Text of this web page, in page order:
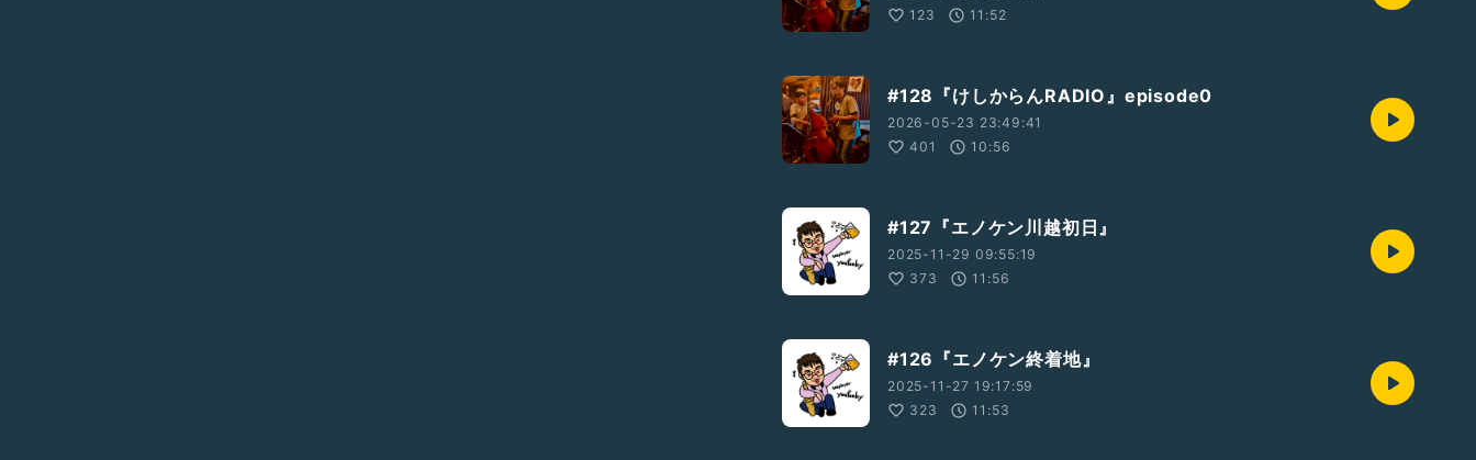
123
11:52
#128『けしからんRADIO』episode0
2026-05-23 23:49:41
401
10:56
#127『エノケン川越初日』
2025-11-29 09:55:19
373
11:56
#126『エノケン終着地』
2025-11-27 19:17:59
323
11:53